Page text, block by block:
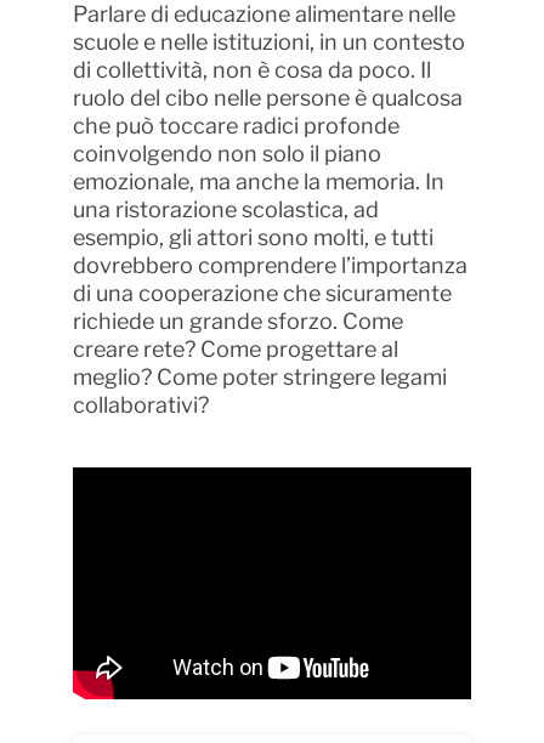
Parlare di educazione alimentare nelle
scuole e nelle istituzioni, in un contesto
di collettività, non è cosa da poco. Il
ruolo del cibo nelle persone è qualcosa
che può toccare radici profonde
coinvolgendo non solo il piano
emozionale, ma anche la memoria. In
una ristorazione scolastica, ad
esempio, gli attori sono molti, e tutti
dovrebbero comprendere l’importanza
di una cooperazione che sicuramente
richiede un grande sforzo. Come
creare rete? Come progettare al
meglio? Come poter stringere legami
collaborativi?